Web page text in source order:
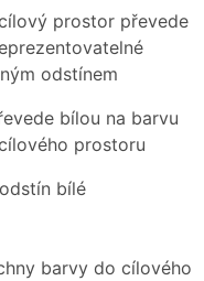
prostor převede
odstínem
bílou na barvu
prostoru
bílé
barvy do cílového